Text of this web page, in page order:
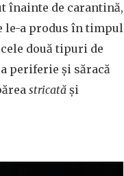
înainte de carantină,
le-a produs în timpul
două tipuri de
periferie și săracă
stricată și